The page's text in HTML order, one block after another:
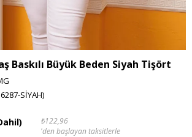
Baskılı Büyük Beden Siyah Tişört
SİYAH)
₺122,96
'den başlayan taksitlerle